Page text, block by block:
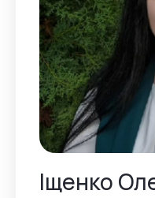
Іщенко